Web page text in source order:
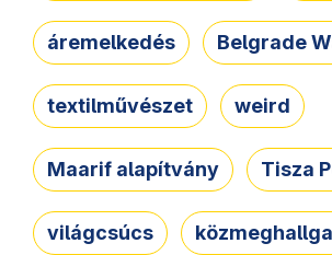
áremelkedés Belgrade
textilművészet weird
Maarif alapítvány Tisza
világcsúcs